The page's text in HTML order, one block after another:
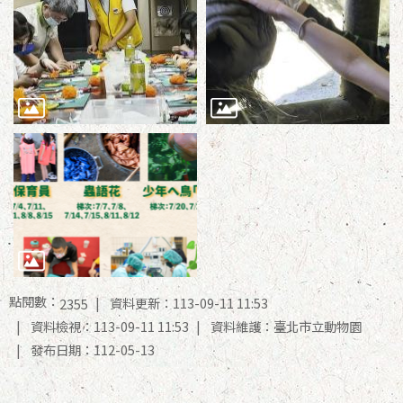
點閱數：2355
資料更新：113-09-11 11:53
資料檢視：113-09-11 11:53
資料維護：臺北市立動物園
發布日期：112-05-13